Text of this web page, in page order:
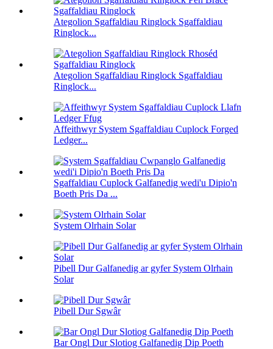
Ategolion Sgaffaldiau Ringlock Sgaffaldiau
Ringlock...
Ategolion Sgaffaldiau Ringlock Sgaffaldiau
Ringlock...
Affeithwyr System Sgaffaldiau Cuplock Forged
Ledger...
Sgaffaldiau Cuplock Galfanedig wedi'u Dipio'n
Boeth Pris Da ...
System Olrhain Solar
Pibell Dur Galfanedig ar gyfer System Olrhain
Solar
Pibell Dur Sgwâr
Bar Ongl Dur Slotiog Galfanedig Dip Poeth